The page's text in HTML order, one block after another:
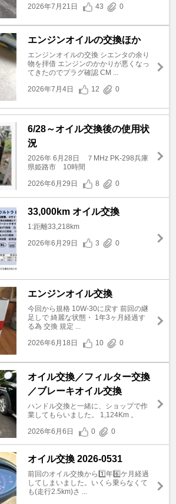
2026年7月21日
43 0
エンジンオイルの交換ほか
エンジンオイルの交換 シエンタの余り
物を拝借 エンジンのかかりが悪くなっ
てきたのでプラグ確認 CM ...
2026年7月4日
12 0
6/28～オイル交換後の使用状
況
2026年 6月28日 ７MHz PK-298兵庫
県姫路市 10時間
2026年6月29日
8 0
33,000km オイル交換
1:距離33,218km
2026年6月29日
3 0
エンジンオイル交換
今回から規格 10W-30に戻す 前回の継
足しで 綺麗な状態・ 1年3ヶ月経過す
る為 交換 規定 ...
2026年6月18日
10 0
オイル交換／フィルター交換
／ブレーキオイル交換
ハンドル交換と一緒に、ショップで作
業してもらいました。 1,124Km 。
2026年6月6日
0 0
オイル交換 2026-0531
前回のオイル交換から1️⃣年6️⃣ケ月経過
してしまいました。いくら乗らなくて
も(走行2.5km)さ ...